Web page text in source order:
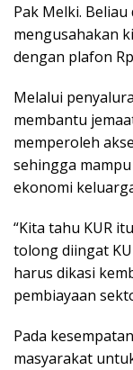
Pak Melki.
mengusahakan
dengan plafon
Melalui
membantu
memperoleh
sehingga
ekonomi
“Kita tahu KUR
tolong diingat
harus dikasi
pembiayaan
Pada
masyarakat